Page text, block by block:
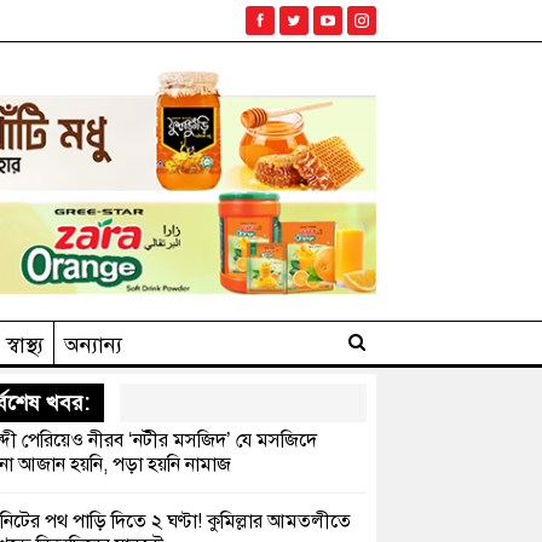
স্বাস্থ্য
অন্যান্য
খবর:
পেরিয়েও নীরব ‘নটীর মসজিদ’ যে মসজিদে
আজান হয়নি, পড়া হয়নি নামাজ
পথ পাড়ি দিতে ২ ঘণ্টা! কুমিল্লার আমতলীতে